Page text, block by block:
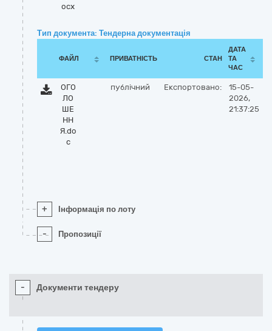
ocx
Тип документа: Тендерна документація
ФАЙЛ ПРИВАТНІСТЬ СТАН
ДАТА
ТА
ЧАС
ОГО
ЛО
ШЕ
НН
Я.do
c
публічний Експортовано:
15-05-
2026,
21:37:25
+ Інформація по лоту
- Пропозиції
- Документи тендеру